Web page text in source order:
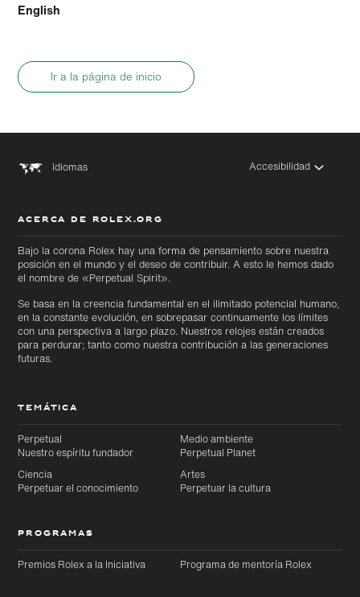
English
Ir a la página de inicio
Idiomas Accesibilidad
ACERCA DE ROLEX.ORG
Bajo la corona Rolex hay una forma de pensamiento sobre nuestra
posición en el mundo y el deseo de contribuir. A esto le hemos dado
el nombre de «Perpetual Spirit».
Se basa en la creencia fundamental en el ilimitado potencial humano,
en la constante evolución, en sobrepasar continuamente los límites
con una perspectiva a largo plazo. Nuestros relojes están creados
para perdurar; tanto como nuestra contribución a las generaciones
futuras.
TEMÁTICA
Perpetual
Nuestro espíritu fundador
Medio ambiente
Perpetual Planet
Ciencia
Perpetuar el conocimiento
Artes
Perpetuar la cultura
PROGRAMAS
Premios Rolex a la Iniciativa Programa de mentoría Rolex